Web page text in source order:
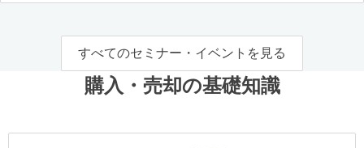
すべてのセミナー・イベントを見る
購入・売却の基礎知識